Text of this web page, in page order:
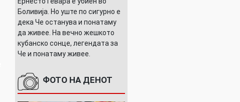
Боливија. Но уште по сигурно е
дека Че останува и понатаму
да живее. На вечно жешкото
кубанско сонце, легендата за
Че и понатаму живее.
ФОТО НА ДЕНОТ